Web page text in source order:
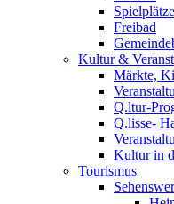
Spielplätze
Freibad
Kultur &
Märkte,
Q.ltur-
Q.lisse-
Kultur in
Tourismus